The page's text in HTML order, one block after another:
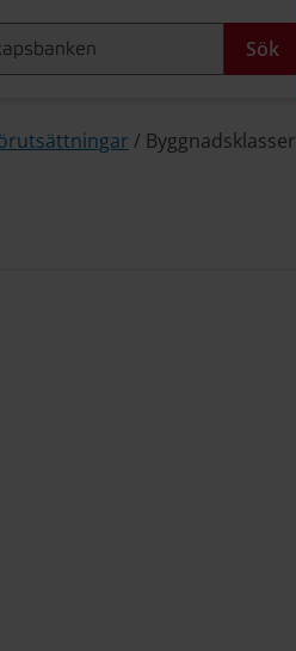
Sök
/ Byggnadsklasser